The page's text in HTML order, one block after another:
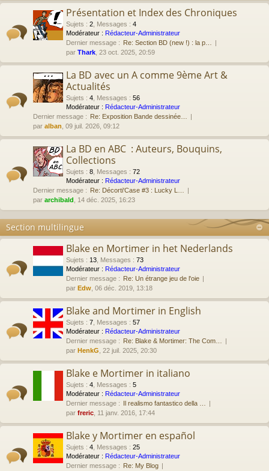
Présentation et Index des Chroniques
Sujets : 2 Messages : 4
Modérateur : Rédacteur-Administrateur
Dernier message : Re: Section BD (new !) : la p…
par Thark , 23 oct. 2025, 20:59
La BD avec un A comme 9ème Art &
Actualités
Sujets : 4 Messages : 56
Modérateur : Rédacteur-Administrateur
Dernier message : Re: Exposition Bande dessinée…
par alban , 09 juil. 2026, 09:12
La BD en ABC : Auteurs, Bouquins,
Collections
Sujets : 8 Messages : 72
Modérateur : Rédacteur-Administrateur
Dernier message : Re: Décorti'Case #3 : Lucky L…
par archibald , 14 déc. 2025, 16:23
Section multilingue
Blake en Mortimer in het Nederlands
Sujets : 13 Messages : 73
Modérateur : Rédacteur-Administrateur
Dernier message : Re: Un étrange jeu de l'oie
par Edw , 06 déc. 2019, 13:18
Blake and Mortimer in English
Sujets : 7 Messages : 57
Modérateur : Rédacteur-Administrateur
Dernier message : Re: Blake & Mortimer: The Com…
par HenkG , 22 juil. 2025, 20:30
Blake e Mortimer in italiano
Sujets : 4 Messages : 5
Modérateur : Rédacteur-Administrateur
Dernier message : Il realismo fantastico della …
par freric , 11 janv. 2016, 17:44
Blake y Mortimer en español
Sujets : 4 Messages : 25
Modérateur : Rédacteur-Administrateur
Dernier message : Re: My Blog